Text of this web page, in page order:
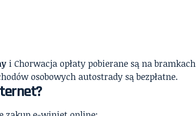
i Chorwacja opłaty pobierane są na bramkach
osobowych autostrady są bezpłatne.